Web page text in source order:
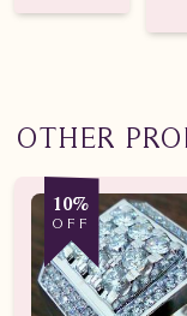
Nilai Karat: 0.840
OTHER
10%
OFF